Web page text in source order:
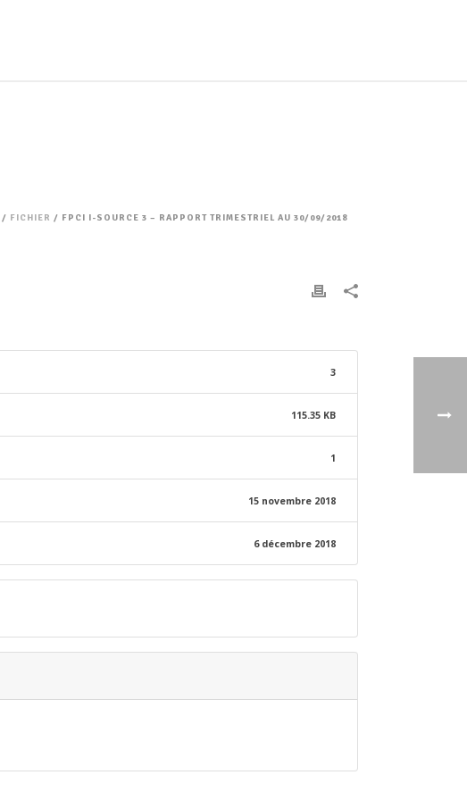
/ FICHIER / FPCI I-SOURCE 3 – RAPPORT TRIMESTRIEL AU 30/09/2018
3
115.35 KB
1
15 novembre 2018
6 décembre 2018